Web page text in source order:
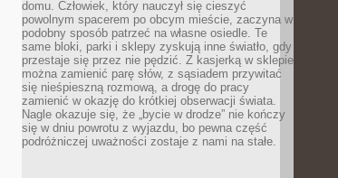
domu. Człowiek, który nauczył się cieszyć
powolnym spacerem po obcym mieście, zaczyna w
podobny sposób patrzeć na własne osiedle. Te
same bloki, parki i sklepy zyskują inne światło, gdy
przestaje się przez nie pędzić. Z kasjerką w sklepie
można zamienić parę słów, z sąsiadem przywitać
się nieśpieszną rozmową, a drogę do pracy
zamienić w okazję do krótkiej obserwacji świata.
Nagle okazuje się, że „bycie w drodze” nie kończy
się w dniu powrotu z wyjazdu, bo pewna część
podróżniczej uważności zostaje z nami na stałe.